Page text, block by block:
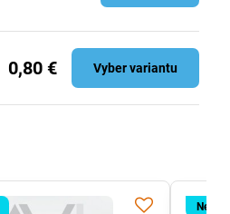
0,80 € Vyber variantu